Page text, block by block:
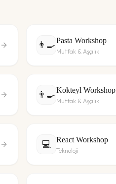
👨‍🍳Pasta Workshop
Mutfak & Aşçılık
👨‍🍳Kokteyl Workshop
Mutfak & Aşçılık
💻 React Workshop
Teknoloji